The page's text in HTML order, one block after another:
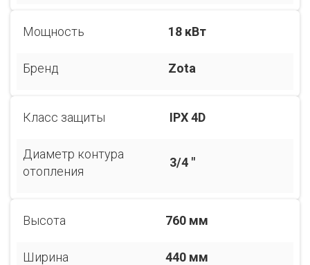
Мощность 18 кВт
Бренд Zota
Класс защиты IPX 4D
Диаметр контура
отопления
3/4 "
Высота 760 мм
Ширина 440 мм